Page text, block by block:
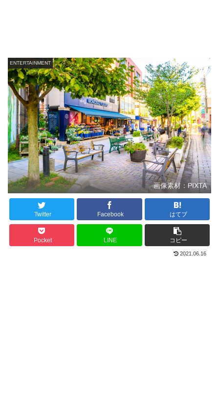
ENTERTAINMENT
画像素材：PIXTA
Twitter Facebook はてブ
Pocket LINE コピー
2021.06.16